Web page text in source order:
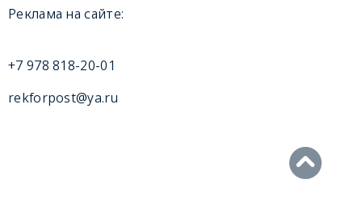
Реклама на сайте:
+7 978 818-20-01
rekforpost@ya.ru